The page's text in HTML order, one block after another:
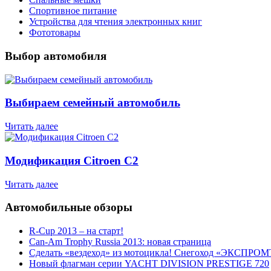
Спортивное питание
Устройства для чтения электронных книг
Фототовары
Выбор автомобиля
Выбираем семейный автомобиль
Читать далее
Модификация Citroen С2
Читать далее
Автомобильные обзоры
R-Cup 2013 – на старт!
Can-Am Trophy Russia 2013: новая страница
Сделать «вездеход» из мотоцикла! Снегоход
Новый флагман серии YACHT DIVISION PRESTIGE 720